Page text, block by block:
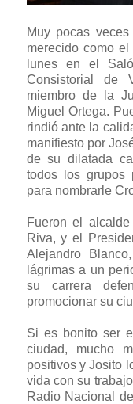
Muy pocas
merecido como
lunes en el
Consistorial de
miembro de la
Miguel Ortega.
rindió ante la
manifiesto por
de su dilatada
todos los grupos
para nombrarle
Fueron el
Riva, y el
Alejandro
lágrimas a un
su carrera
promocionar su
Si es bonito ser
ciudad, mucho
positivos y Josito
vida con su
Radio Nacional